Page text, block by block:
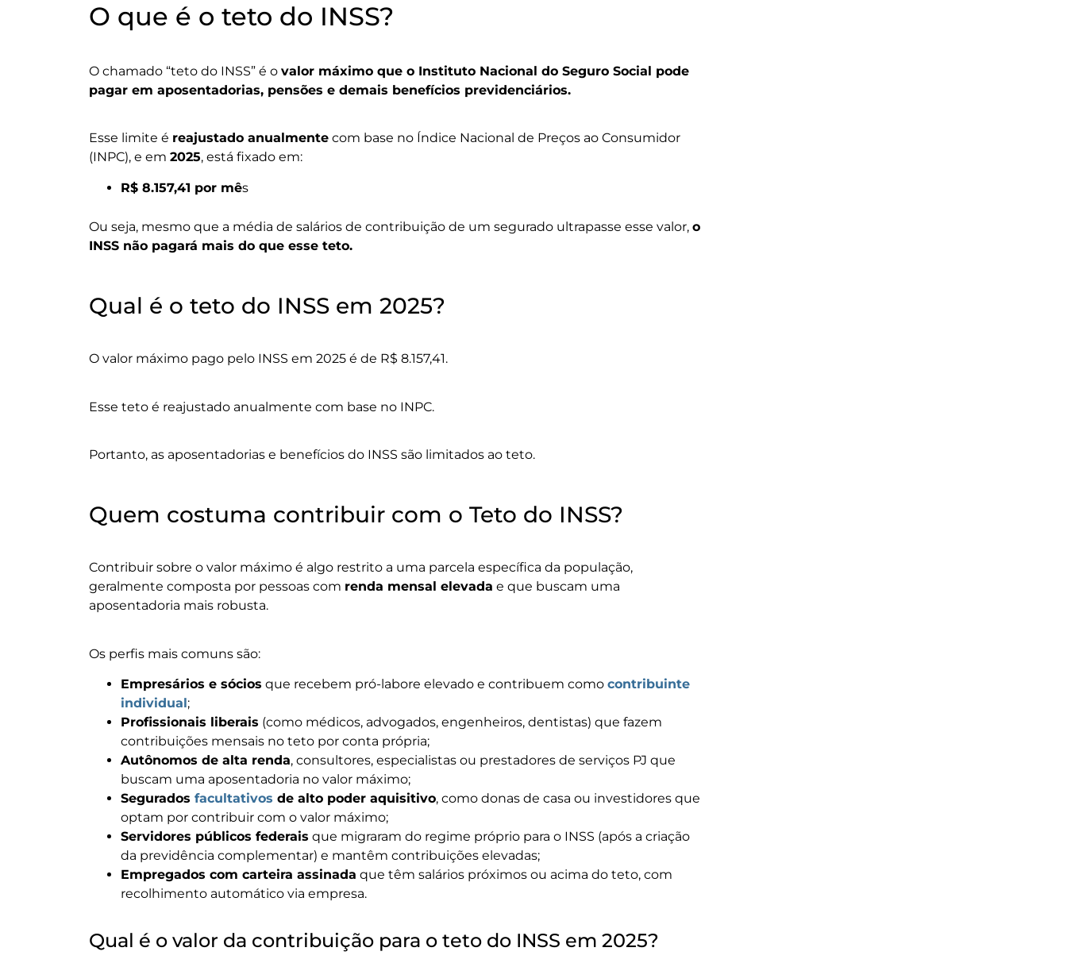
O que é o teto do INSS?
O chamado “teto do INSS” é o valor máximo que o Instituto Nacional do Seguro Social pode
pagar em aposentadorias, pensões e demais benefícios previdenciários.
Esse limite é reajustado anualmente com base no Índice Nacional de Preços ao Consumidor
(INPC), e em 2025, está fixado em:
R$ 8.157,41 por mês
Ou seja, mesmo que a média de salários de contribuição de um segurado ultrapasse esse valor, o
INSS não pagará mais do que esse teto.
Qual é o teto do INSS em 2025?
O valor máximo pago pelo INSS em 2025 é de R$ 8.157,41.
Esse teto é reajustado anualmente com base no INPC.
Portanto, as aposentadorias e benefícios do INSS são limitados ao teto.
Quem costuma contribuir com o Teto do INSS?
Contribuir sobre o valor máximo é algo restrito a uma parcela específica da população,
geralmente composta por pessoas com renda mensal elevada e que buscam uma
aposentadoria mais robusta.
Os perfis mais comuns são:
Empresários e sócios que recebem pró-labore elevado e contribuem como contribuinte
individual;
Profissionais liberais (como médicos, advogados, engenheiros, dentistas) que fazem
contribuições mensais no teto por conta própria;
Autônomos de alta renda, consultores, especialistas ou prestadores de serviços PJ que
buscam uma aposentadoria no valor máximo;
Segurados facultativos de alto poder aquisitivo, como donas de casa ou investidores que
optam por contribuir com o valor máximo;
Servidores públicos federais que migraram do regime próprio para o INSS (após a criação
da previdência complementar) e mantêm contribuições elevadas;
Empregados com carteira assinada que têm salários próximos ou acima do teto, com
recolhimento automático via empresa.
Qual é o valor da contribuição para o teto do INSS em 2025?